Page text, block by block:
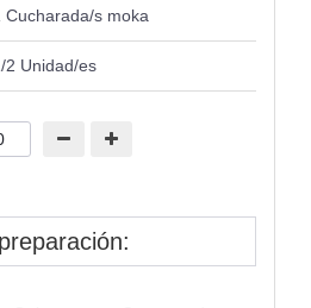
Cucharada/s moka
2 Unidad/es